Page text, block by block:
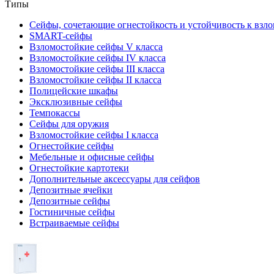
Типы
Сейфы, сочетающие огнестойкость и устойчивость к
SMART-сейфы
Взломостойкие сейфы V класса
Взломостойкие сейфы IV класса
Взломостойкие сейфы III класса
Взломостойкие сейфы II класса
Полицейские шкафы
Эксклюзивные сейфы
Темпокассы
Сейфы для оружия
Взломостойкие сейфы I класса
Огнестойкие сейфы
Мебельные и офисные сейфы
Огнестойкие картотеки
Дополнительные аксессуары для сейфов
Депозитные ячейки
Депозитные сейфы
Гостиничные сейфы
Встраиваемые сейфы